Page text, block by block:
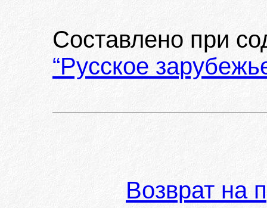
Составлено при
“Русское
Возврат на